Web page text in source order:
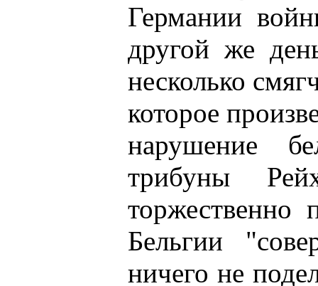
Германии
другой же
несколько
которое
нарушение
трибуны
Бельгии
ничего не